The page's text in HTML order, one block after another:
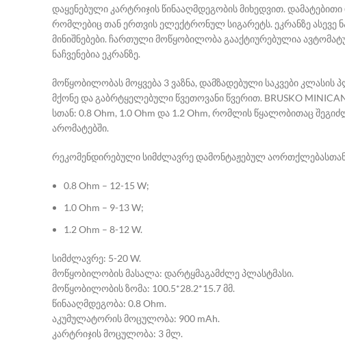
დაყენებული კარტრიჯის წინააღმდეგობის მიხედვით.
რომლებიც თან ერთვის ელექტრონულ სიგარეტს. ეკრანზე ასევე
მინიშნებები. ჩართული მოწყობილობა გააქტიურებულია
ნაჩვენებია ეკრანზე.
მოწყობილობას მოყვება 3 ვაზნა, დამზადებული საკვები
მქონე და გაბრტყელებული წვეთოვანი წვერით. BRUSKO
სთან: 0.8 Ohm, 1.0 Ohm და 1.2 Ohm, რომლის წყალობითაც
არომატებში.
რეკომენდირებული სიმძლავრე დამონტაჟებულ აორთქლებასთან
0.8 Ohm – 12-15 W;
1.0 Ohm – 9-13 W;
1.2 Ohm – 8-12 W.
სიმძლავრე: 5-20 W.
მოწყობილობის მასალა: დარტყმაგამძლე პლასტმასი.
მოწყობილობის ზომა: 100.5*28.2*15.7 მმ.
წინააღმდეგობა: 0.8 Ohm.
აკუმულატორის მოცულობა: 900 mAh.
კარტრიჯის მოცულობა: 3 მლ.